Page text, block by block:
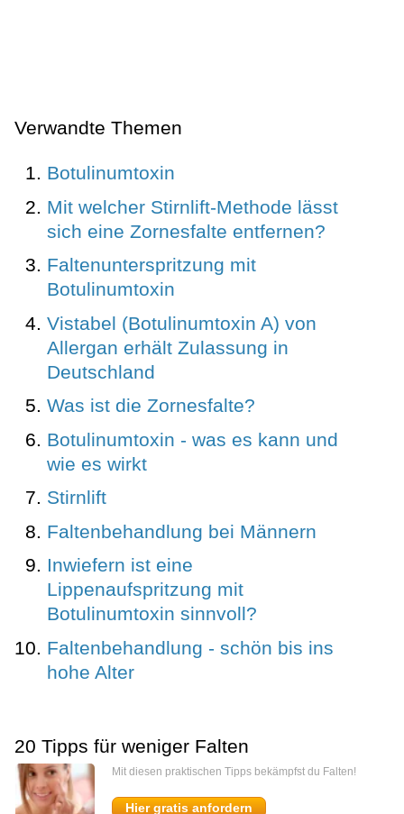
Verwandte Themen
Botulinumtoxin
Mit welcher Stirnlift-Methode lässt
sich eine Zornesfalte entfernen?
Faltenunterspritzung mit
Botulinumtoxin
Vistabel (Botulinumtoxin A) von
Allergan erhält Zulassung in
Deutschland
Was ist die Zornesfalte?
Botulinumtoxin - was es kann und
wie es wirkt
Stirnlift
Faltenbehandlung bei Männern
Inwiefern ist eine
Lippenaufspritzung mit
Botulinumtoxin sinnvoll?
Faltenbehandlung - schön bis ins
hohe Alter
20 Tipps für weniger Falten
Mit diesen praktischen Tipps bekämpfst du Falten!
Hier gratis anfordern